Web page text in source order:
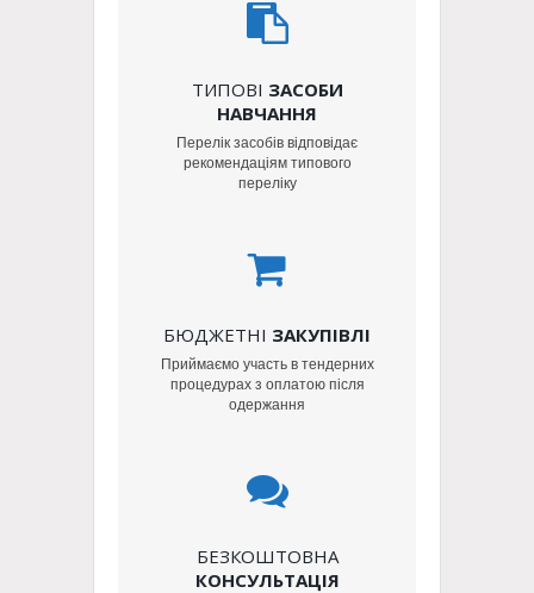
ТИПОВІ ЗАСОБИ
НАВЧАННЯ
Перелік засобів відповідає
рекомендаціям типового
переліку
БЮДЖЕТНІ ЗАКУПІВЛІ
Приймаємо участь в тендерних
процедурах з оплатою після
одержання
БЕЗКОШТОВНА
КОНСУЛЬТАЦІЯ